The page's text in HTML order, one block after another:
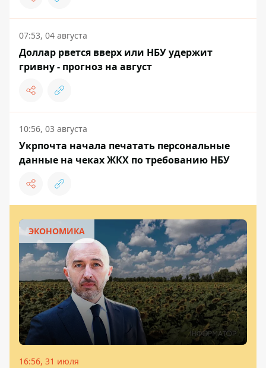
07:53, 04 августа
Доллар рвется вверх или НБУ удержит
гривну - прогноз на август
10:56, 03 августа
Укрпочта начала печатать персональные
данные на чеках ЖКХ по требованию НБУ
ЭКОНОМИКА
16:56, 31 июля